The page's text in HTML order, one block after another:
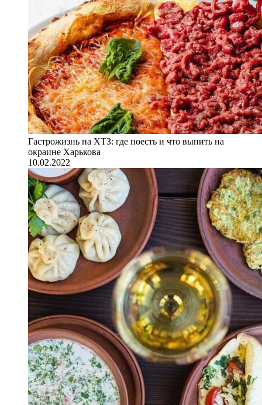
Гастрожизнь на ХТЗ: где поесть и что выпить на
окраине Харькова
10.02.2022